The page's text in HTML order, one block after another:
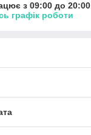
з 09:00 до 20:00
графік роботи